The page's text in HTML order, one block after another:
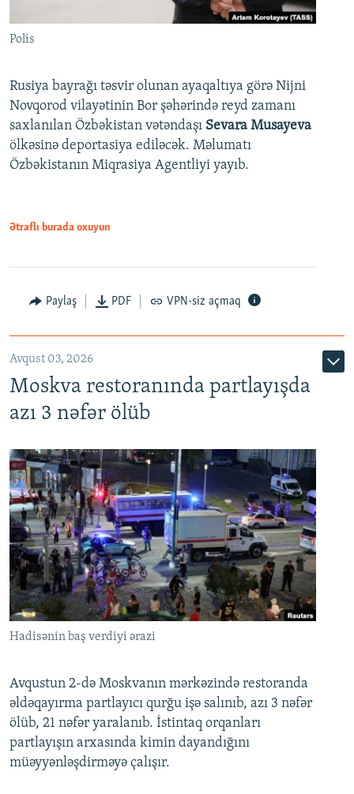
Polis
Rusiya bayrağı təsvir olunan ayaqaltıya görə Nijni
Novqorod vilayətinin Bor şəhərində reyd zamanı
saxlanılan Özbəkistan vətəndaşı Sevara Musayeva
ölkəsinə deportasiya ediləcək. Məlumatı
Özbəkistanın Miqrasiya Agentliyi yayıb.
Ətraflı burada oxuyun
Paylaş PDF VPN-siz açmaq
Avqust 03, 2026
Moskva restoranında partlayışda
azı 3 nəfər ölüb
Hadisənin baş verdiyi ərazi
Avqustun 2-də Moskvanın mərkəzində restoranda
əldəqayırma partlayıcı qurğu işə salınıb, azı 3 nəfər
ölüb, 21 nəfər yaralanıb. İstintaq orqanları
partlayışın arxasında kimin dayandığını
müəyyənləşdirməyə çalışır.